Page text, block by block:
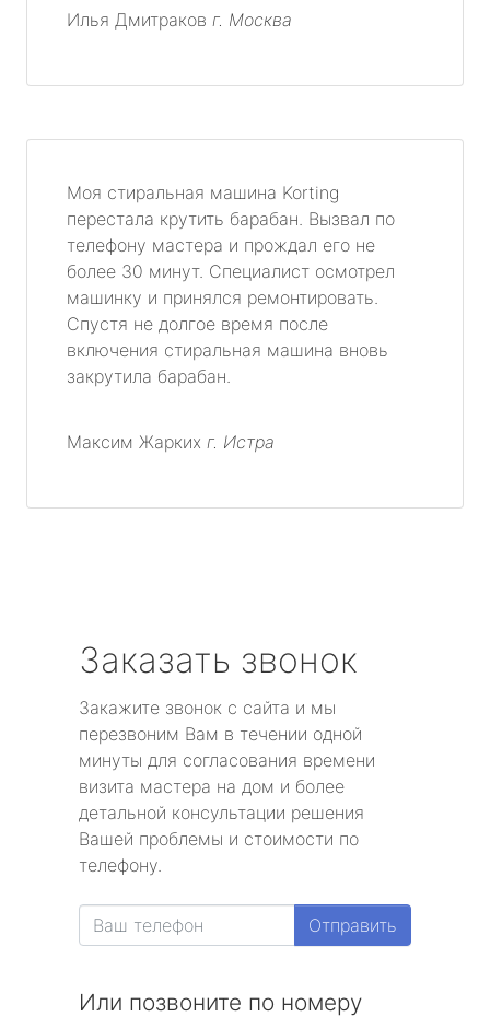
Илья Дмитраков г. Москва
Моя стиральная машина Korting
перестала крутить барабан. Вызвал по
телефону мастера и прождал его не
более 30 минут. Специалист осмотрел
машинку и принялся ремонтировать.
Спустя не долгое время после
включения стиральная машина вновь
закрутила барабан.
Максим Жарких г. Истра
Заказать звонок
Закажите звонок с сайта и мы
перезвоним Вам в течении одной
минуты для согласования времени
визита мастера на дом и более
детальной консультации решения
Вашей проблемы и стоимости по
телефону.
Отправить
Или позвоните по номеру